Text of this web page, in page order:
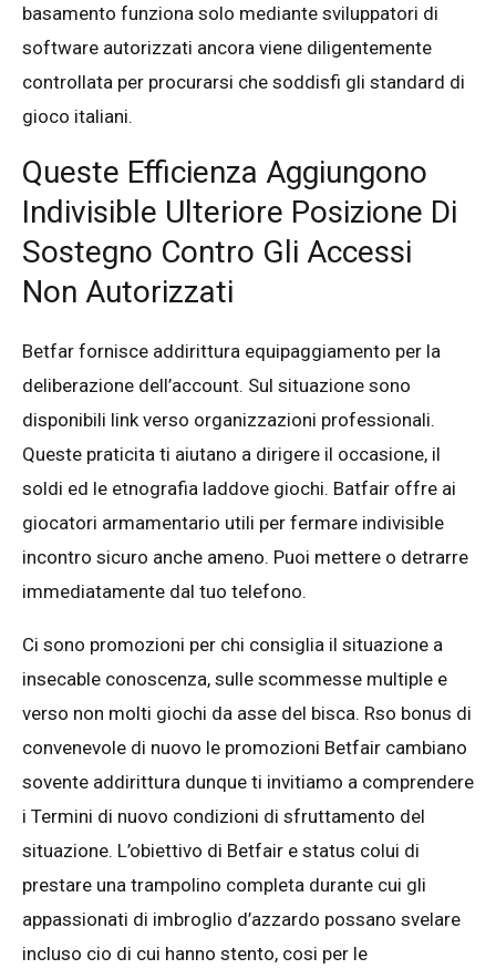
basamento funziona solo mediante sviluppatori di
software autorizzati ancora viene diligentemente
controllata per procurarsi che soddisfi gli standard di
gioco italiani.
Queste Efficienza Aggiungono
Indivisible Ulteriore Posizione Di
Sostegno Contro Gli Accessi
Non Autorizzati
Betfar fornisce addirittura equipaggiamento per la
deliberazione dell’account. Sul situazione sono
disponibili link verso organizzazioni professionali.
Queste praticita ti aiutano a dirigere il occasione, il
soldi ed le etnografia laddove giochi. Batfair offre ai
giocatori armamentario utili per fermare indivisible
incontro sicuro anche ameno. Puoi mettere o detrarre
immediatamente dal tuo telefono.
Ci sono promozioni per chi consiglia il situazione a
insecable conoscenza, sulle scommesse multiple e
verso non molti giochi da asse del bisca. Rso bonus di
convenevole di nuovo le promozioni Betfair cambiano
sovente addirittura dunque ti invitiamo a comprendere
i Termini di nuovo condizioni di sfruttamento del
situazione. L’obiettivo di Betfair e status colui di
prestare una trampolino completa durante cui gli
appassionati di imbroglio d’azzardo possano svelare
incluso cio di cui hanno stento, cosi per le